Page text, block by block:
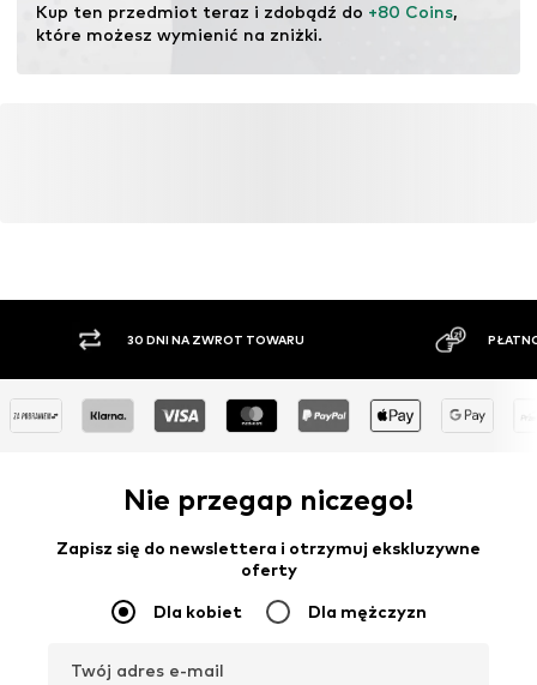
Kup ten przedmiot teraz i zdobądź do +80 Coins,
które możesz wymienić na zniżki.
30 DNI NA ZWROT TOWARU
Nie przegap niczego!
Zapisz się do newslettera i otrzymuj ekskluzywne
oferty
Dla kobiet Dla mężczyzn
Twój adres e-mail